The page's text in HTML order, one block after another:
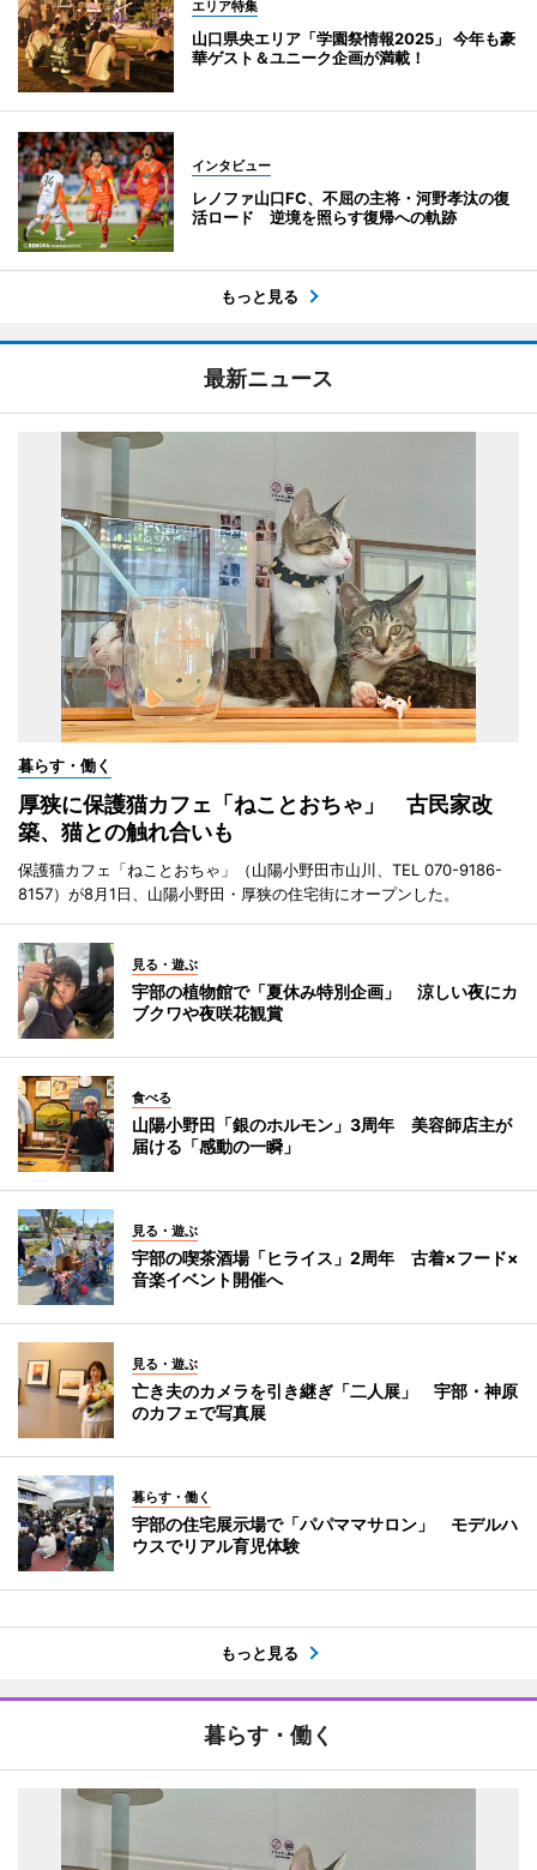
エリア特集
山口県央エリア「学園祭情報2025」 今年も豪
華ゲスト＆ユニーク企画が満載！
インタビュー
レノファ山口FC、不屈の主将・河野孝汰の復
活ロード 逆境を照らす復帰への軌跡
もっと見る
最新ニュース
暮らす・働く
厚狭に保護猫カフェ「ねことおちゃ」 古民家改
築、猫との触れ合いも
保護猫カフェ「ねことおちゃ」（山陽小野田市山川、TEL 070-9186-
8157）が8月1日、山陽小野田・厚狭の住宅街にオープンした。
見る・遊ぶ
宇部の植物館で「夏休み特別企画」 涼しい夜にカ
ブクワや夜咲花観賞
食べる
山陽小野田「銀のホルモン」3周年 美容師店主が
届ける「感動の一瞬」
見る・遊ぶ
宇部の喫茶酒場「ヒライス」2周年 古着×フード×
音楽イベント開催へ
見る・遊ぶ
亡き夫のカメラを引き継ぎ「二人展」 宇部・神原
のカフェで写真展
暮らす・働く
宇部の住宅展示場で「パパママサロン」 モデルハ
ウスでリアル育児体験
もっと見る
暮らす・働く